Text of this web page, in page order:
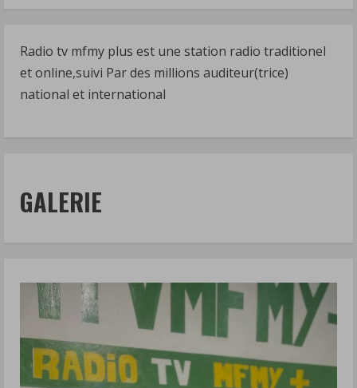
Radio tv mfmy plus est une station radio traditionel
et online,suivi Par des millions auditeur(trice)
national et international
GALERIE